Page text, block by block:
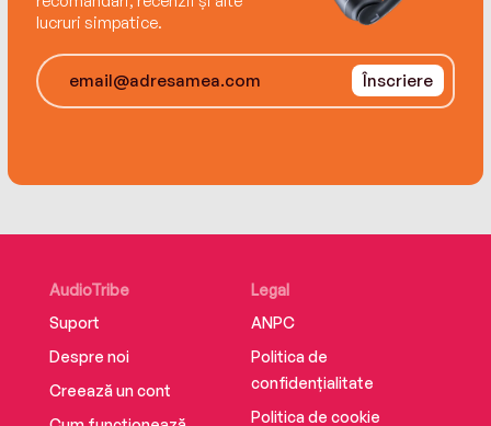
lucruri simpatice.
Înscriere
AudioTribe
Suport
Despre noi
Creează un cont
Legal
ANPC
Politica de
confidențialitate
Politica de cookie